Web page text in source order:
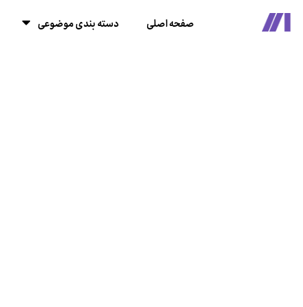
صفحه اصلی دسته بندی موضوعی